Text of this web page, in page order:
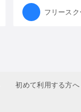
初めて利用する方へ